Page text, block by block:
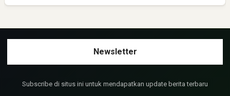
Subscribe di situs ini untuk mendapatkan update berita terbaru